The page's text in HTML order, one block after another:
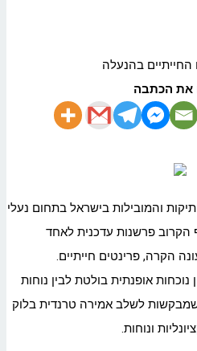
את הכתבה
והמובילות בישראל בתחום נעלי
הקרוב פרשנות עדכנית לאחד
הקרה, פרינטים חייתיים.
אופנתית בולטת לבין נוחות
שמבקשות לשלב אמירה טרנדית בלוק
ונוחות.